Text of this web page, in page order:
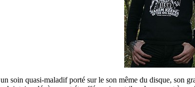
soin quasi-maladif porté sur le son même du disque, son